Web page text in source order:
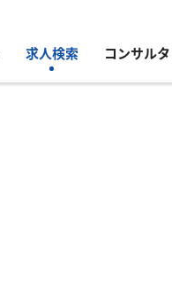
求人検索 コンサル